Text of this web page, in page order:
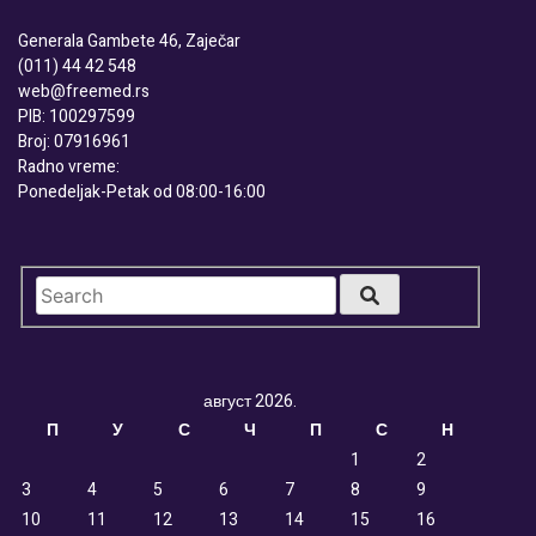
Generala Gambete 46, Zaječar
(011) 44 42 548
web@freemed.rs
PIB: 100297599
Broj: 07916961
Radno vreme:
Ponedeljak-Petak od 08:00-16:00
август 2026.
П
У С Ч П С
Н
1
2
3
4 5 6 7 8
9
10
11 12 13 14 15 16